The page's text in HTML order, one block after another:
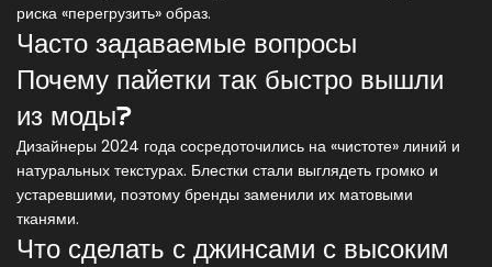
риска «перегрузить» образ.
Часто задаваемые вопросы
Почему пайетки так быстро вышли
из моды?
Дизайнеры 2024 года сосредоточились на «чистоте» линий и
натуральных текстурах. Блестки стали выглядеть громко и
устаревшими, поэтому бренды заменили их матовыми
тканями.
Что сделать с джинсами с высоким